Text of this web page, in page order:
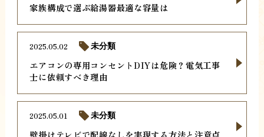
家族構成で選ぶ給湯器最適な容量は
エアコンの専用コンセントDIYは危険？電気工事
士に依頼すべき理由
2025.05.02 未分類
壁掛けテレビで配線なしを実現する方法と注意点
2025.05.01 未分類